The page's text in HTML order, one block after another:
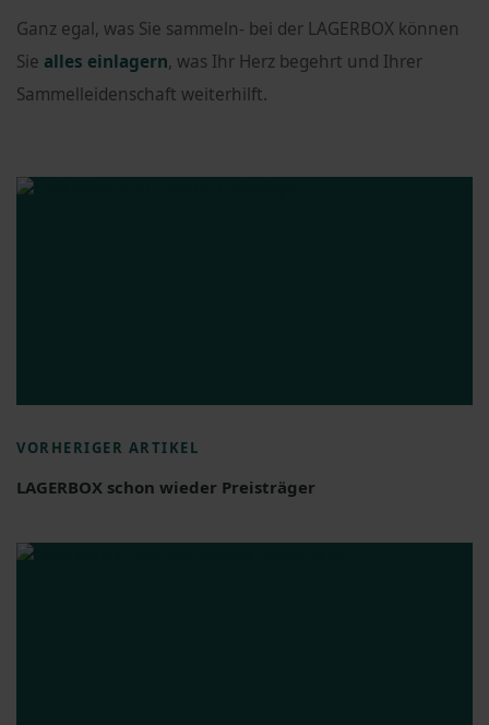
Ganz egal, was Sie sammeln- bei der LAGERBOX können
Sie alles einlagern, was Ihr Herz begehrt und Ihrer
Sammelleidenschaft weiterhilft.
VORHERIGER ARTIKEL
LAGERBOX schon wieder Preisträger